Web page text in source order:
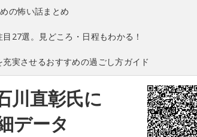
の怖い話まとめ
27選。見どころ・日程もわかる！
充実させるおすすめの過ごし方ガイド
川直彰氏に
データ